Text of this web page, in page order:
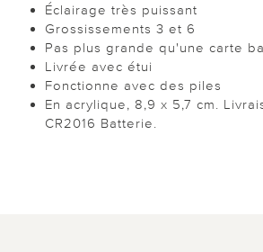
Éclairage très puissant
Grossissements 3 et 6
Pas plus grande qu'une carte
Livrée avec étui
Fonctionne avec des piles
En acrylique, 8,9 x 5,7 cm.
CR2016 Batterie.